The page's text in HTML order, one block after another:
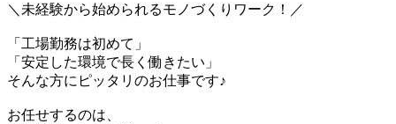
＼未経験から始められるモノづくりワーク！／
「工場勤務は初めて」
「安定した環境で長く働きたい」
そんな方にピッタリのお仕事です♪
お任せするのは、